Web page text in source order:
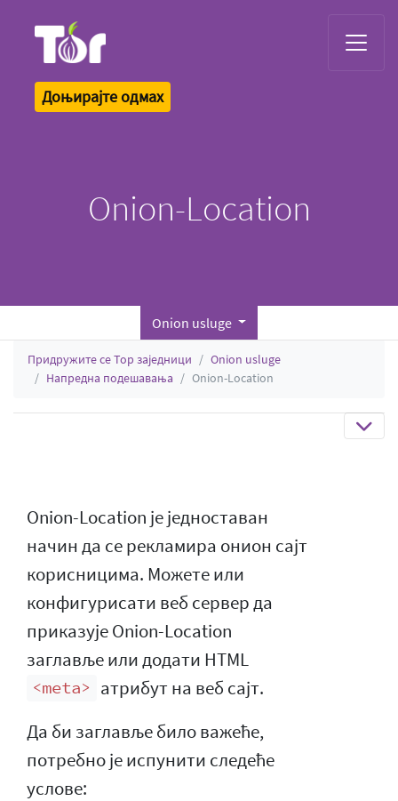
Доњирајте одмах
Onion-Location
Onion usluge
Придружите се Тор заједници
Onion usluge
Напредна подешавања
Onion-Location
Onion-Location је једноставан
начин да се рекламира онион сајт
корисницима. Можете или
конфигурисати веб сервер да
приказује Onion-Location
заглавље или додати HTML
<meta> атрибут на веб сајт.
Да би заглавље било важеће,
потребно је испунити следеће
услове: